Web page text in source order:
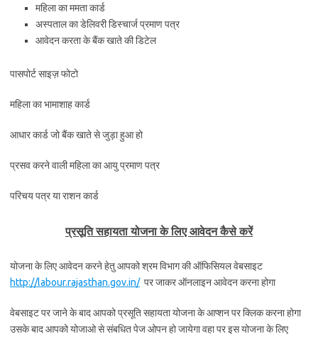
महिला का ममता कार्ड
अस्पताल का डेलिवरी डिस्चार्ज प्रमाण पत्र
आवेदन करता के बैंक खाते की डिटेल
पासपोर्ट साइज़ फोटो
महिला का भामाशाह कार्ड
आधार कार्ड जो बैंक खाते से जुड़ा हुआ हो
प्रसव करने वाली महिला का आयु प्रमाण पत्र
परिचय पत्र या राशन कार्ड
प्रसूति सहायता योजना के लिए आवेदन कैसे करें
योजना के लिए आवेदन करने हेतु आपको श्रम विभाग की ऑफिसियल वेबसाइट
http://labour.rajasthan.gov.in/पर जाकर ऑनलाइन आवेदन करना होगा
वेबसाइट पर जाने के बाद आपको प्रसूति सहायता योजना के आप्शन पर क्लिक करना होगा
उसके बाद आपको योजाओ से संबधित पेज ओपन हो जायेगा वहा पर इस योजना के लिए